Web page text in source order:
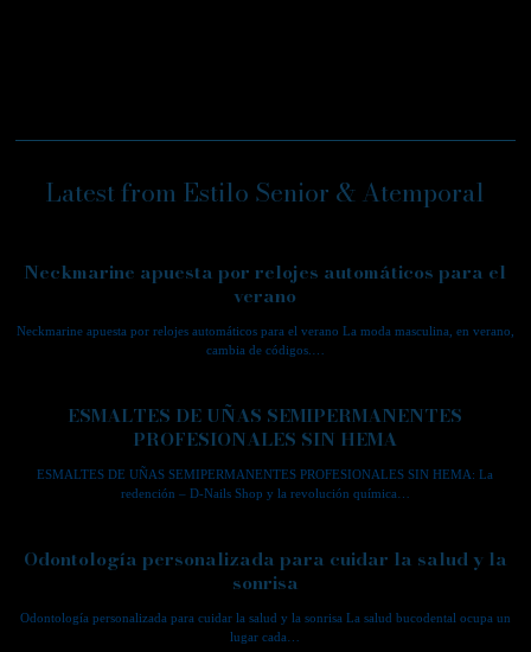
Latest from Estilo Senior & Atemporal
Neckmarine apuesta por relojes automáticos para el
verano
Neckmarine apuesta por relojes automáticos para el verano La moda masculina, en verano,
cambia de códigos.…
ESMALTES DE UÑAS SEMIPERMANENTES
PROFESIONALES SIN HEMA
ESMALTES DE UÑAS SEMIPERMANENTES PROFESIONALES SIN HEMA: La
redención – D-Nails Shop y la revolución química…
Odontología personalizada para cuidar la salud y la
sonrisa
Odontología personalizada para cuidar la salud y la sonrisa La salud bucodental ocupa un
lugar cada…